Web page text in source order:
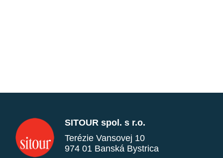
SITOUR spol. s r.o.
Terézie Vansovej 10
974 01 Banská Bystrica